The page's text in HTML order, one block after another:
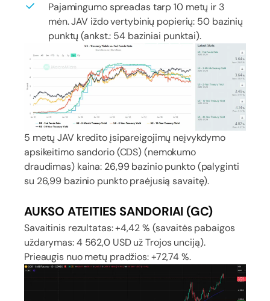
Pajamingumo spreadas tarp 10 metų ir 3
mėn. JAV iždo vertybinių popierių: 50 bazinių
punktų (ankst.: 54 baziniai punktai).
5 metų JAV kredito įsipareigojimų neįvykdymo
apsikeitimo sandorio (CDS) (nemokumo
draudimas) kaina: 26,99 bazinio punkto (palyginti
su 26,99 bazinio punkto praėjusią savaitę).
AUKSO ATEITIES SANDORIAI (GC)
Savaitinis rezultatas: +4,42 % (savaitės pabaigos
uždarymas: 4 562,0 USD už Trojos unciją).
Prieaugis nuo metų pradžios: +72,74 %.